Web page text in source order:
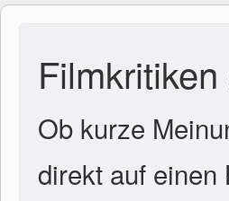
Ob kurze
direkt auf einen